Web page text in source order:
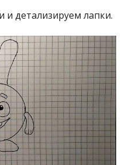
детализируем лапки.